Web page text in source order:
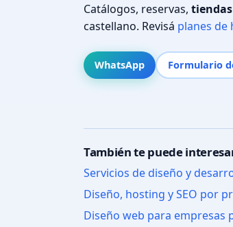
Catálogos, reservas,
castellano. Revisá planes de
WhatsApp Formulario
También te puede
Servicios de diseño y
Diseño, hosting y SEO por
Diseño web para empresas